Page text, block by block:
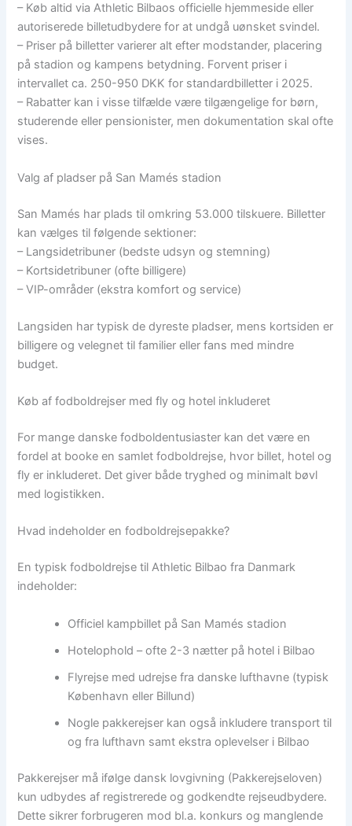
– Køb altid via Athletic Bilbaos officielle hjemmeside eller
autoriserede billetudbydere for at undgå uønsket svindel.
– Priser på billetter varierer alt efter modstander, placering
på stadion og kampens betydning. Forvent priser i
intervallet ca. 250-950 DKK for standardbilletter i 2025.
– Rabatter kan i visse tilfælde være tilgængelige for børn,
studerende eller pensionister, men dokumentation skal ofte
vises.
Valg af pladser på San Mamés stadion
San Mamés har plads til omkring 53.000 tilskuere. Billetter
kan vælges til følgende sektioner:
– Langsidetribuner (bedste udsyn og stemning)
– Kortsidetribuner (ofte billigere)
– VIP-områder (ekstra komfort og service)
Langsiden har typisk de dyreste pladser, mens kortsiden er
billigere og velegnet til familier eller fans med mindre
budget.
Køb af fodboldrejser med fly og hotel inkluderet
For mange danske fodboldentusiaster kan det være en
fordel at booke en samlet fodboldrejse, hvor billet, hotel og
fly er inkluderet. Det giver både tryghed og minimalt bøvl
med logistikken.
Hvad indeholder en fodboldrejsepakke?
En typisk fodboldrejse til Athletic Bilbao fra Danmark
indeholder:
Officiel kampbillet på San Mamés stadion
Hotelophold – ofte 2-3 nætter på hotel i Bilbao
Flyrejse med udrejse fra danske lufthavne (typisk
København eller Billund)
Nogle pakkerejser kan også inkludere transport til
og fra lufthavn samt ekstra oplevelser i Bilbao
Pakkerejser må ifølge dansk lovgivning (Pakkerejseloven)
kun udbydes af registrerede og godkendte rejseudbydere.
Dette sikrer forbrugeren mod bl.a. konkurs og manglende